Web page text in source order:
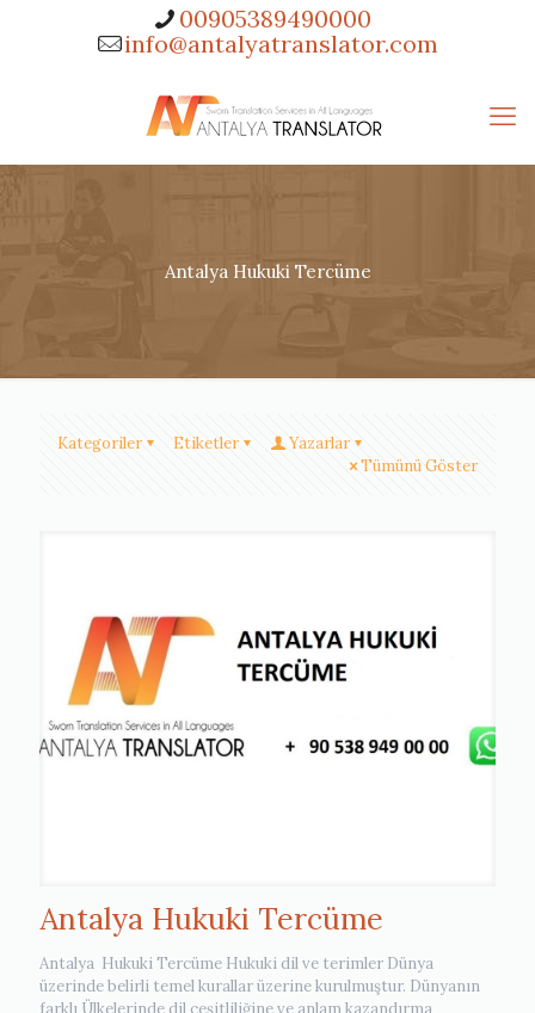
00905389490000
info@antalyatranslator.com
Antalya Hukuki Tercüme
Kategoriler Etiketler
Yazarlar
Tümünü Göster
Antalya Hukuki Tercüme
Antalya Hukuki Tercüme Hukuki dil ve terimler Dünya
üzerinde belirli temel kurallar üzerine kurulmuştur. Dünyanın